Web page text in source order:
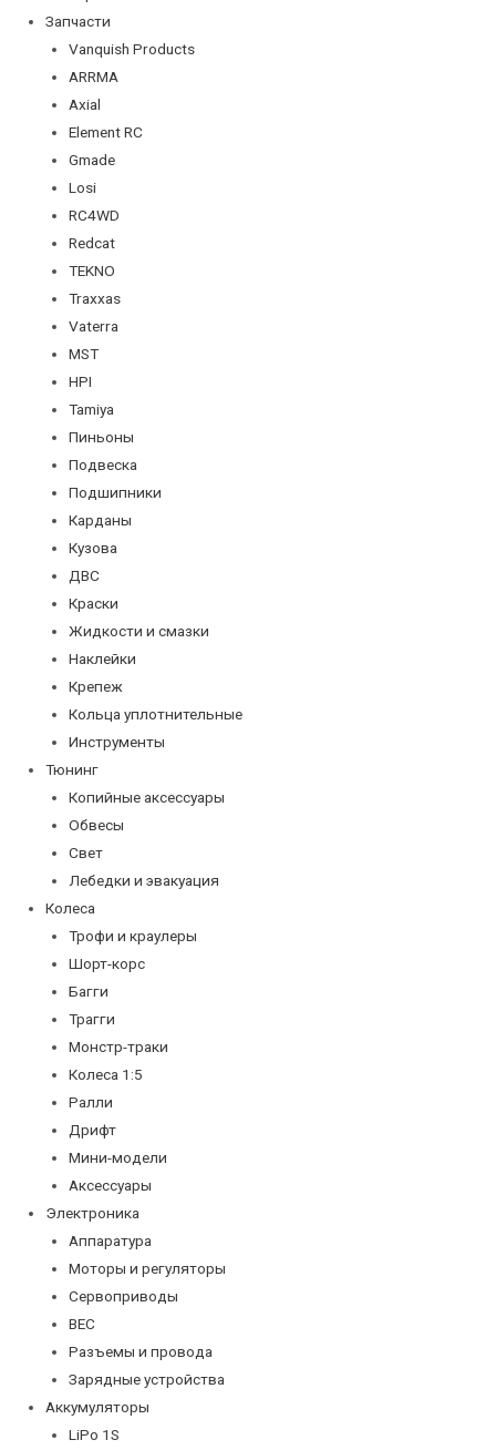
Запчасти
Vanquish Products
ARRMA
Axial
Element RC
Gmade
Losi
RC4WD
Redcat
TEKNO
Traxxas
Vaterra
MST
HPI
Tamiya
Пиньоны
Подвеска
Подшипники
Карданы
Кузова
ДВС
Краски
Жидкости и смазки
Наклейки
Крепеж
Кольца уплотнительные
Инструменты
Тюнинг
Копийные аксессуары
Обвесы
Свет
Лебедки и эвакуация
Колеса
Трофи и краулеры
Шорт-корс
Багги
Трагги
Монстр-траки
Колеса 1:5
Ралли
Дрифт
Мини-модели
Аксессуары
Электроника
Аппаратура
Моторы и регуляторы
Сервоприводы
BEC
Разъемы и провода
Зарядные устройства
Аккумуляторы
LiPo 1S